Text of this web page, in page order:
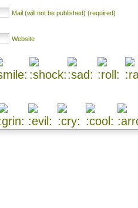
Mail (will not be published) (required)
Website